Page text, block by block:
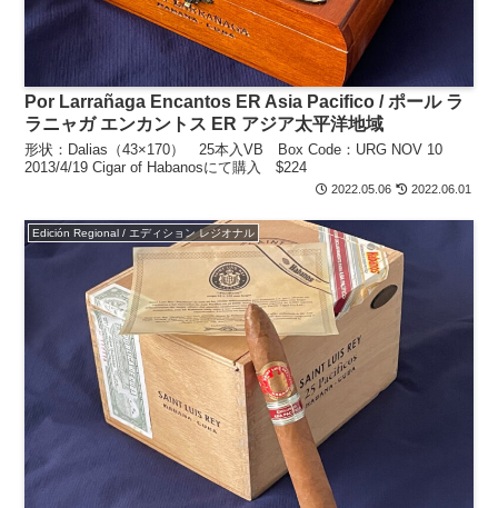
Por Larrañaga Encantos ER Asia Pacifico / ポール ラ
ラニャガ エンカントス ER アジア太平洋地域
形状：Dalias（43×170） 25本入VB Box Code：URG NOV 10
2013/4/19 Cigar of Habanosにて購入 $224
2022.05.06 2022.06.01
Edición Regional / エディション レジオナル